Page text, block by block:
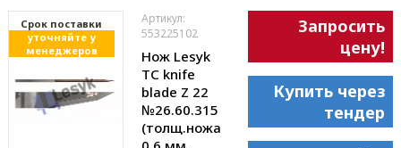
Cрок поставки
уточняйте у
менеджеров
Артикул:
553225102
Нож Lesyk
TC knife
blade Z 22
№26.60.315
(толщ.ножа
Запросить
цену!
Купить через
тендер